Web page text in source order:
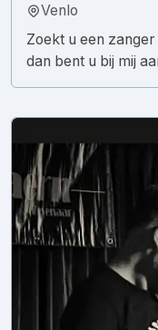
Venlo
Zoekt u een
dan bent u bij mij